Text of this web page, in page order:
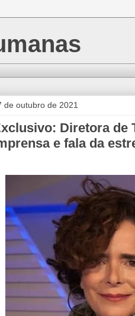
de outubro de 2021
Diretora de
e fala da